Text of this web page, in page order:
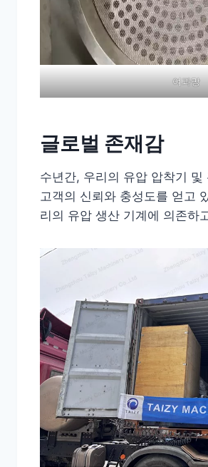
여과망
글로벌 존재감
수년간, 우리의 유압 압착기
고객의 신뢰와 충성도를 얻고
리의 유압 생산 기계에 의존하